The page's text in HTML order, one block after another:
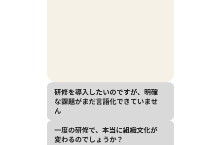
研修を導入したいのですが、明確
な課題がまだ言語化できていませ
ん
一度の研修で、本当に組織文化が
変わるのでしょうか？